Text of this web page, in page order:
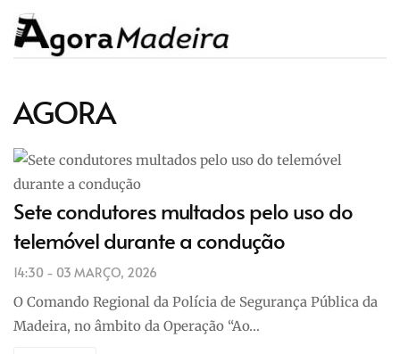
AGORA
Sete condutores multados pelo uso do
telemóvel durante a condução
14:30 - 03 MARÇO, 2026
O Comando Regional da Polícia de Segurança Pública da
Madeira, no âmbito da Operação “Ao…